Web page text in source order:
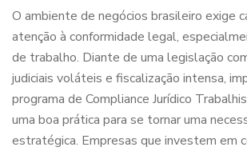
O ambiente de negócios brasileiro exige
atenção à conformidade legal,
de trabalho. Diante de uma legislação
judiciais voláteis e fiscalização intensa,
programa de Compliance Jurídico
uma boa prática para se tornar uma
estratégica. Empresas que investem em